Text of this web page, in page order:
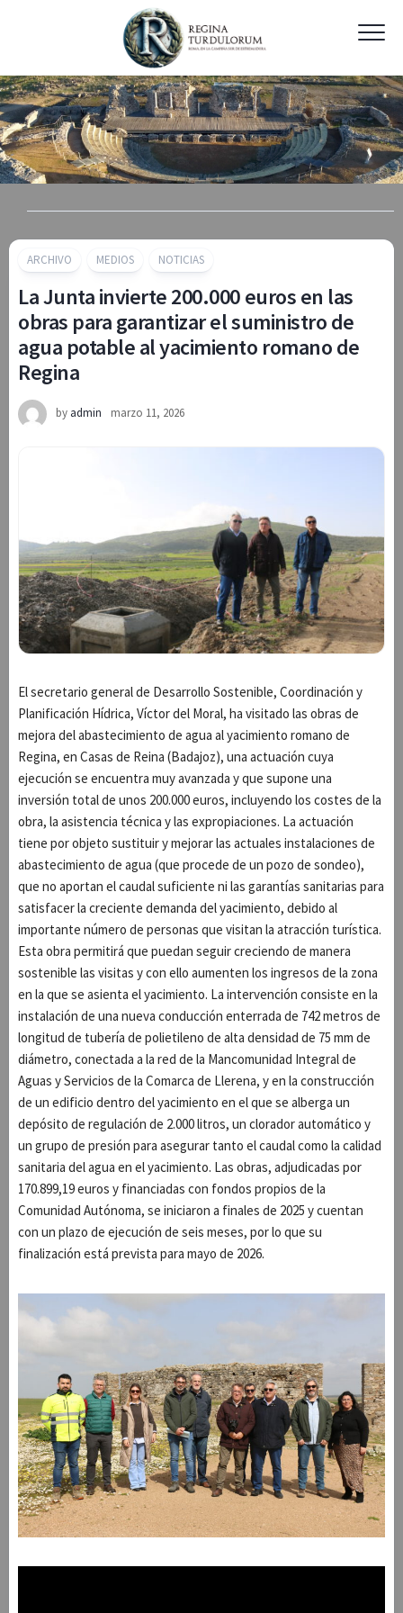
ARCHIVO MEDIOS NOTICIAS
La Junta invierte 200.000 euros en las
obras para garantizar el suministro de
agua potable al yacimiento romano de
Regina
by admin marzo 11, 2026
El secretario general de Desarrollo Sostenible, Coordinación y
Planificación Hídrica, Víctor del Moral, ha visitado las obras de
mejora del abastecimiento de agua al yacimiento romano de
Regina, en Casas de Reina (Badajoz), una actuación cuya
ejecución se encuentra muy avanzada y que supone una
inversión total de unos 200.000 euros, incluyendo los costes de la
obra, la asistencia técnica y las expropiaciones. La actuación
tiene por objeto sustituir y mejorar las actuales instalaciones de
abastecimiento de agua (que procede de un pozo de sondeo),
que no aportan el caudal suficiente ni las garantías sanitarias para
satisfacer la creciente demanda del yacimiento, debido al
importante número de personas que visitan la atracción turística.
Esta obra permitirá que puedan seguir creciendo de manera
sostenible las visitas y con ello aumenten los ingresos de la zona
en la que se asienta el yacimiento. La intervención consiste en la
instalación de una nueva conducción enterrada de 742 metros de
longitud de tubería de polietileno de alta densidad de 75 mm de
diámetro, conectada a la red de la Mancomunidad Integral de
Aguas y Servicios de la Comarca de Llerena, y en la construcción
de un edificio dentro del yacimiento en el que se alberga un
depósito de regulación de 2.000 litros, un clorador automático y
un grupo de presión para asegurar tanto el caudal como la calidad
sanitaria del agua en el yacimiento. Las obras, adjudicadas por
170.899,19 euros y financiadas con fondos propios de la
Comunidad Autónoma, se iniciaron a finales de 2025 y cuentan
con un plazo de ejecución de seis meses, por lo que su
finalización está prevista para mayo de 2026.